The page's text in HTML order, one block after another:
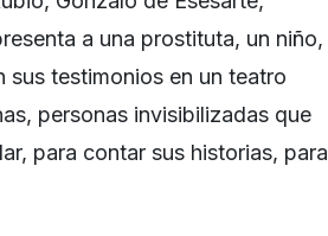
a una prostituta, un niño,
sus testimonios en un teatro
personas invisibilizadas que
para contar sus historias, para